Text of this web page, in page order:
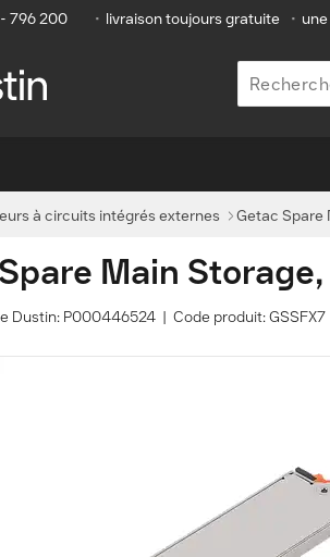
796 200 • livraison toujours gratuite •
à circuits intégrés externes Getac Spare
Main Storage,
Dustin: P000446524 | Code produit: GSSFX7